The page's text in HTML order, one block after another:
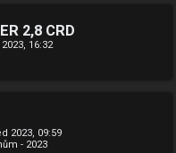
2,8 CRD
16:32
2023, 09:59
- 2023